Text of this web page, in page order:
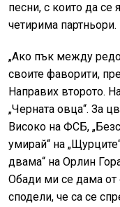
песни, с които да се
четирима партньори.
„Ако пък между
своите фаворити,
Направих второто.
„Черната овца“. За
Високо на ФСБ,
умирай“ на
двама“ на Орлин
Обади ми се дама от
сподели, че са се